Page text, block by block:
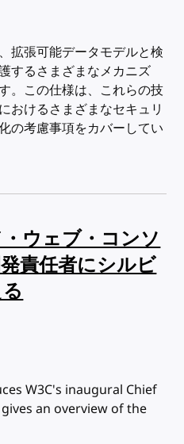
拡張可能データモデルと検
するさまざまなメカニズ
。この仕様は、これらの技
おけるさまざまなセキュリ
の考慮事項をカバーしてい
ウェブ・コンソ
責任者にシルビ
W3C's inaugural Chief
an overview of the